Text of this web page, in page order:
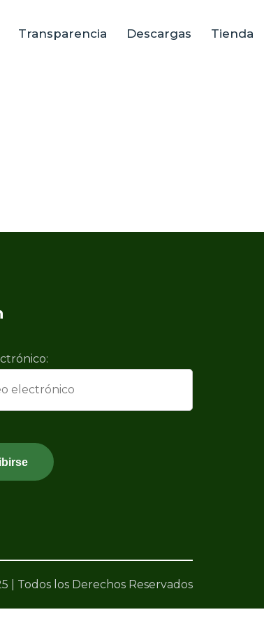
Transparencia Descargas Tienda
| Todos los Derechos Reservados